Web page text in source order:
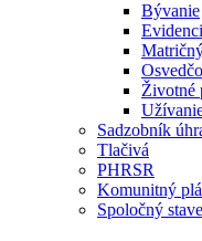
Bývanie
Životné
Sadzobník
Tlačivá
PHRSR
Komunitný
Spoločný